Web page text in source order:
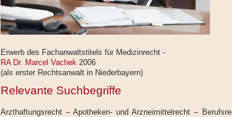
Erwerb des Fachanwaltstitels für Medizinrecht -
RA Dr. Marcel Vachek 2006
(als erster Rechtsanwalt in Niederbayern)
Relevante Suchbegriffe
Arzthaftungsrecht – Apotheken- und Arzneimittelrecht –